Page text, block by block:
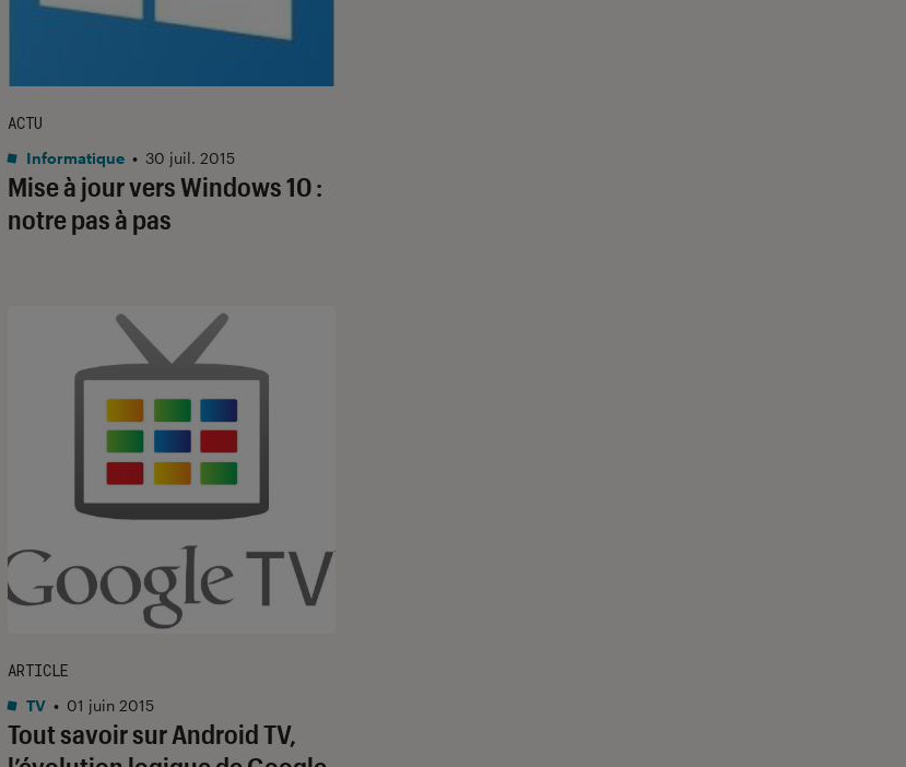
Mise à jour vers Windows 10 :
notre pas à pas
ACTU
Informatique • 30 juil. 2015
Tout savoir sur Android TV,
ARTICLE
TV • 01 juin 2015